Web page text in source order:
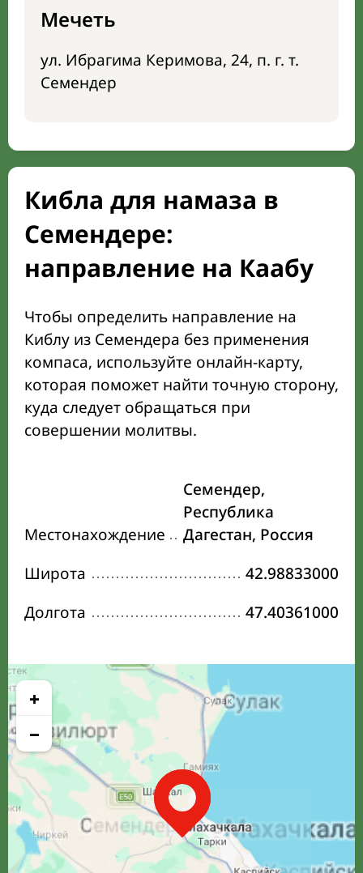
Мечеть
ул. Ибрагима Керимова, 24, п. г. т.
Семендер
Кибла для намаза в
Семендере:
направление на Каабу
Чтобы определить направление на
Киблу из Семендера без применения
компаса, используйте онлайн-карту,
которая поможет найти точную сторону,
куда следует обращаться при
совершении молитвы.
Местонахождение
Семендер,
Республика
Дагестан, Россия
Широта
42.98833000
Долгота
47.40361000
+
−